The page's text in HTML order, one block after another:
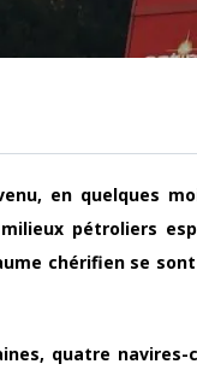
en quelques
pétroliers
chérifien se
quatre